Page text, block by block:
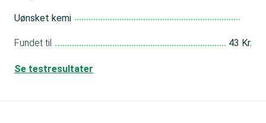
Uønsket kemi
Fundet til 43 Kr.
Se testresultater